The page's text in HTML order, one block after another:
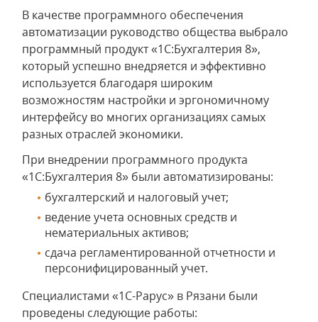
В качестве программного обеспечения
автоматизации руководство общества выбрало
программный продукт «1С:Бухгалтерия 8»,
который успешно внедряется и эффективно
используется благодаря широким
возможностям настройки и эргономичному
интерфейсу во многих организациях самых
разных отраслей экономики.
При внедрении программного продукта
«1С:Бухгалтерия 8» были автоматизированы:
бухгалтерский и налоговый учет;
ведение учета основных средств и
нематериальных активов;
сдача регламентированной отчетности и
персонифицированный учет.
Специалистами «1С-Рарус» в Рязани были
проведены следующие работы: